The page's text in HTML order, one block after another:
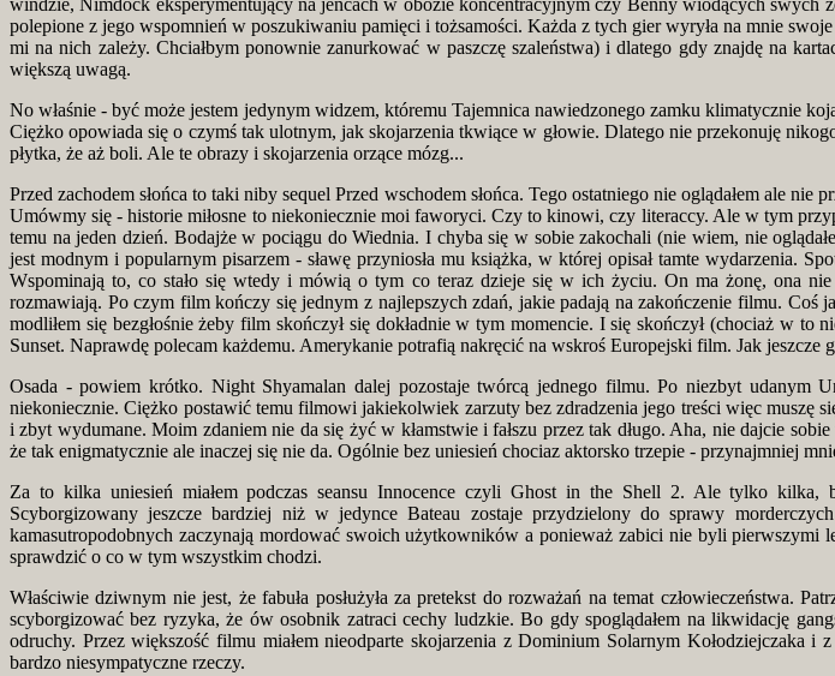
polepione z jego wspomnień w poszukiwaniu pamięci i tożsamości. Każda z tych gier wyryła na mnie
mi na nich zależy. Chciałbym ponownie zanurkować w paszczę szaleństwa) i dlatego gdy znajdę na
większą uwagą.
No właśnie - być może jestem jedynym widzem, któremu Tajemnica nawiedzonego zamku klimatycznie
Ciężko opowiada się o czymś tak ulotnym, jak skojarzenia tkwiące w głowie. Dlatego nie przekonuję
płytka, że aż boli. Ale te obrazy i skojarzenia orzące mózg...
Przed zachodem słońca to taki niby sequel Przed wschodem słońca. Tego ostatniego nie oglądałem ale
Umówmy się - historie miłosne to niekoniecznie moi faworyci. Czy to kinowi, czy literaccy. Ale w tym
temu na jeden dzień. Bodajże w pociągu do Wiednia. I chyba się w sobie zakochali (nie wiem, nie
jest modnym i popularnym pisarzem - sławę przyniosła mu książka, w której opisał tamte wydarzenia.
Wspominają to, co stało się wtedy i mówią o tym co teraz dzieje się w ich życiu. On ma żonę, ona
rozmawiają. Po czym film kończy się jednym z najlepszych zdań, jakie padają na zakończenie filmu.
modliłem się bezgłośnie żeby film skończył się dokładnie w tym momencie. I się skończył (chociaż w
Sunset. Naprawdę polecam każdemu. Amerykanie potrafią nakręcić na wskroś Europejski film. Jak
Osada - powiem krótko. Night Shyamalan dalej pozostaje twórcą jednego filmu. Po niezbyt
niekoniecznie. Ciężko postawić temu filmowi jakiekolwiek zarzuty bez zdradzenia jego treści więc muszę
i zbyt wydumane. Moim zdaniem nie da się żyć w kłamstwie i fałszu przez tak długo. Aha, nie dajcie
że tak enigmatycznie ale inaczej się nie da. Ogólnie bez uniesień chociaz aktorsko trzepie - przynajmniej
Za to kilka uniesień miałem podczas seansu Innocence czyli Ghost in the Shell 2. Ale tylko
Scyborgizowany jeszcze bardziej niż w jedynce Bateau zostaje przydzielony do sprawy
kamasutropodobnych zaczynają mordować swoich użytkowników a ponieważ zabici nie byli
sprawdzić o co w tym wszystkim chodzi.
Właściwie dziwnym nie jest, że fabuła posłużyła za pretekst do rozważań na temat człowieczeństwa.
scyborgizować bez ryzyka, że ów osobnik zatraci cechy ludzkie. Bo gdy spoglądałem na likwidację
odruchy. Przez większość filmu miałem nieodparte skojarzenia z Dominium Solarnym
bardzo niesympatyczne rzeczy.